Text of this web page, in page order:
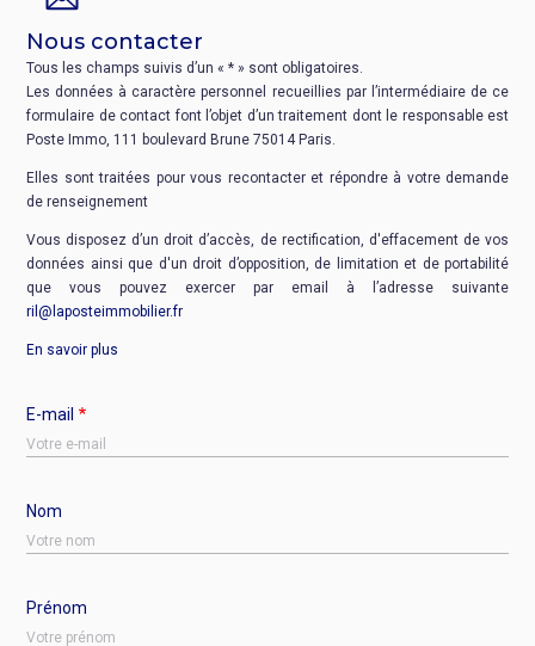
Nous contacter
Tous les champs suivis d’un « * » sont obligatoires.
Les données à caractère personnel recueillies par l’intermédiaire de ce
formulaire de contact font l’objet d’un traitement dont le responsable est
Poste Immo, 111 boulevard Brune 75014 Paris.
Elles sont traitées pour vous recontacter et répondre à votre demande
de renseignement
Vous disposez d’un droit d’accès, de rectification, d'effacement de vos
données ainsi que d'un droit d’opposition, de limitation et de portabilité
que vous pouvez exercer par email à l’adresse suivante
ril@laposteimmobilier.fr
En savoir plus
E-mail
Nom
Prénom